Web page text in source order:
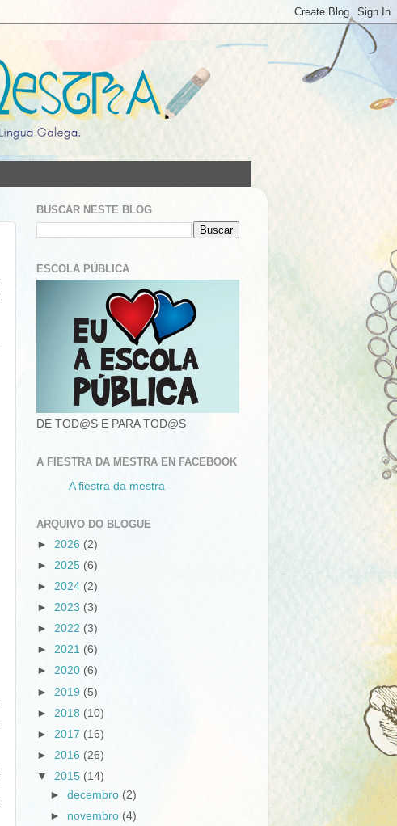
BUSCAR NESTE BLOG
ESCOLA PÚBLICA
DE TOD@S E PARA TOD@S
A FIESTRA DA MESTRA EN FACEBOOK
A fiestra da mestra
ARQUIVO DO BLOGUE
► 2026 (2)
► 2025 (6)
► 2024 (2)
► 2023 (3)
► 2022 (3)
► 2021 (6)
► 2020 (6)
► 2019 (5)
► 2018 (10)
► 2017 (16)
► 2016 (26)
▼ 2015 (14)
► decembro (2)
► novembro (4)